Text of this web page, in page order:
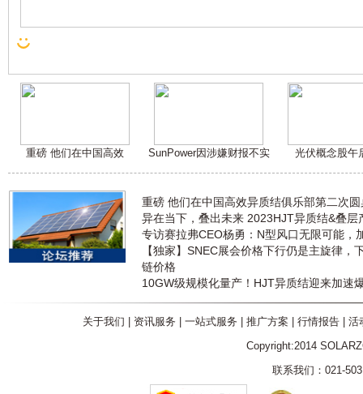
重磅 他们在中国高效 SunPower因涉嫌财报不实 光伏概念股午
重磅 他们在中国高效异质结俱乐部第二次
异在当下，叠出未来 2023HJT异质结&叠层
专访赛拉弗CEO杨勇：N型风口无限可能，
【独家】SNEC展会价格下行仍是主旋律，
链价格
10GW级规模化量产！HJT异质结迎来加速
关于我们 | 资讯服务 | 一站式服务 | 推广方案 | 行情报告| 活
Copyright:2014
联系我们：021-